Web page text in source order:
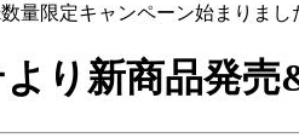
量限定キャンペーン始まりまし
り新商品発